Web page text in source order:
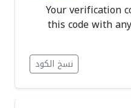
Your verification
this code with
نسخ الكود